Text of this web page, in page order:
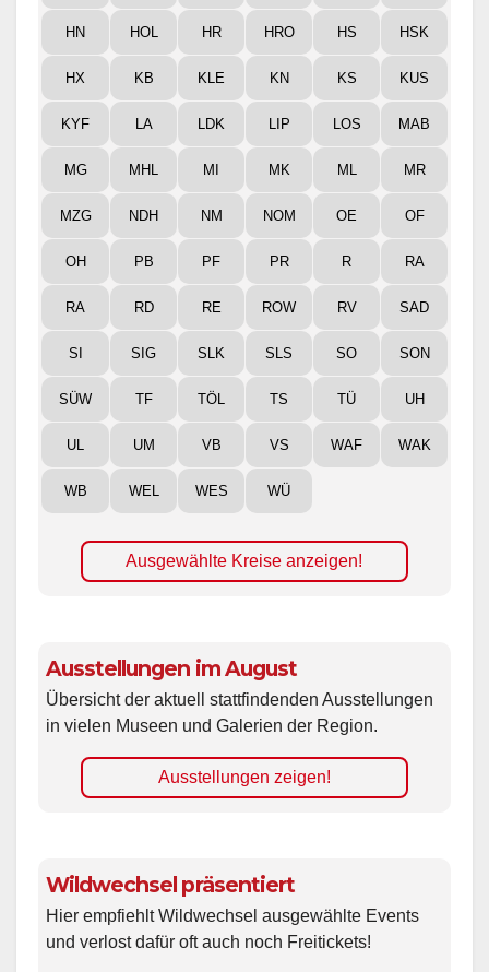
HN HOL HR HRO HS HSK
HX KB KLE KN KS KUS
KYF LA LDK LIP LOS MAB
MG MHL MI MK ML MR
MZG NDH NM NOM OE OF
OH PB PF PR R RA
RA RD RE ROW RV SAD
SI SIG SLK SLS SO SON
SÜW TF TÖL TS TÜ UH
UL UM VB VS WAF WAK
WB WEL WES WÜ
Ausgewählte Kreise anzeigen!
Ausstellungen im August
Übersicht der aktuell stattfindenden Ausstellungen
in vielen Museen und Galerien der Region.
Ausstellungen zeigen!
Wildwechsel präsentiert
Hier empfiehlt Wildwechsel ausgewählte Events
und verlost dafür oft auch noch Freitickets!